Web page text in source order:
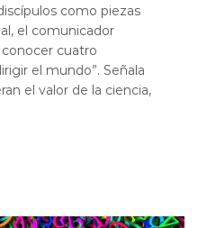
como piezas
el comunicador
conocer cuatro
el mundo”. Señala
el valor de la ciencia,